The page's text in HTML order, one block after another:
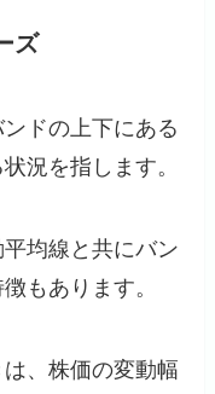
ズ
ドの上下にある
況を指します。
均線と共にバン
もあります。
、株価の変動幅